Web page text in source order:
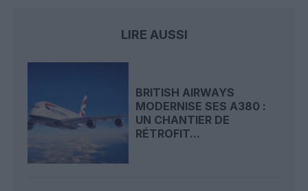
LIRE AUSSI
BRITISH AIRWAYS
MODERNISE SES A380 :
UN CHANTIER DE
RÉTROFIT...